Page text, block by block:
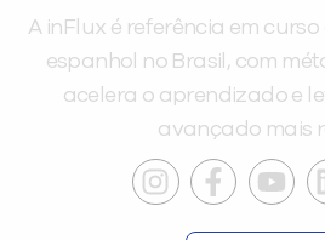
A inFlux é referência em
espanhol no Brasil, com
acelera o aprendizado e
avançado mais